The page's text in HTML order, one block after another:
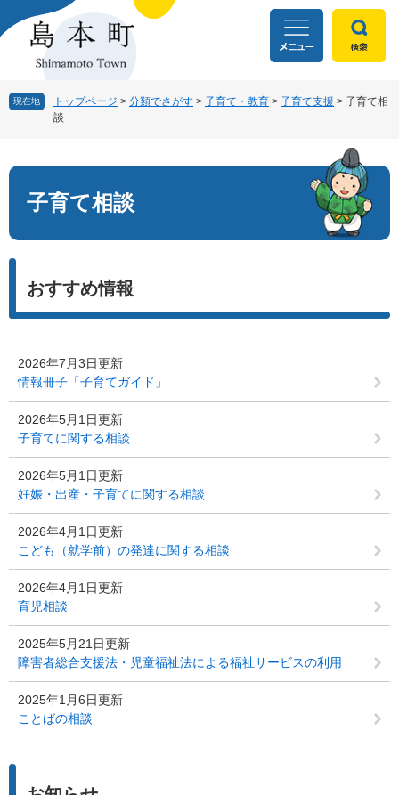
ー
ニ
本
現在地 トップページ > 分類でさがす > 子育て・教育 > 子育て支援 > 子育て相
談
文
子育て相談
おすすめ情報
2026年7月3日更新
情報冊子「子育てガイド」
2026年5月1日更新
子育てに関する相談
2026年5月1日更新
妊娠・出産・子育てに関する相談
2026年4月1日更新
こども（就学前）の発達に関する相談
2026年4月1日更新
育児相談
2025年5月21日更新
障害者総合支援法・児童福祉法による福祉サービスの利用
2025年1月6日更新
ことばの相談